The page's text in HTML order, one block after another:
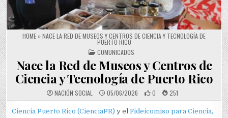
HOME »NACE LA RED DE MUSEOS Y CENTROS DE CIENCIA Y TECNOLOGÍA DE
PUERTO RICO
POSTED IN
COMUNICADOS
Nace la Red de Museos y Centros de
Ciencia y Tecnología de Puerto Rico
NACIÓN SOCIAL 05/06/2026 0 251
Ciencia Puerto Rico (CienciaPR) y elFideicomiso para Ciencia,